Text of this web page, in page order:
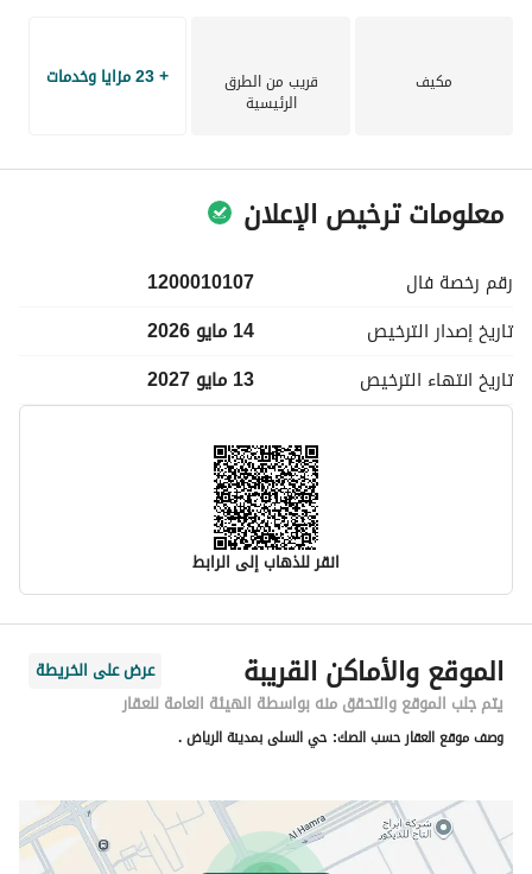
مكيف قريب من الطرق
الرئيسية
+ 23 مزايا وخدمات
معلومات ترخيص الإعلان
رقم رخصة فال
1200010107
تاريخ إصدار الترخيص
14 مايو 2026
تاريخ انتهاء الترخيص 13 مايو 2027
انقر للذهاب إلى الرابط
معلومات مسؤول الإعلان
اسم المسؤول
عبدالله عبدالملك مطلق المطلق
رقم المسؤول
0509722229
الموقع
الموقع والأماكن القريبة
عرض على الخريطة
يتم جلب الموقع والتحقق منه بواسطة الهيئة العامة للعقار
وصف موقع العقار حسب الصك: حي السلى بمدينة الرياض .